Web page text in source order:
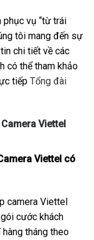
vụ “từ trái
tôi mang đến sự
chi tiết về các
có thể tham khảo
tiếp Tổng đài
Viettel
Viettel có
camera Viettel
cước khách
tháng theo